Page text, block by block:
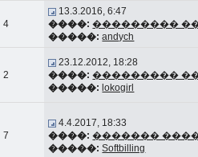
4
13.3.2016, 6:47
����: ���������
�����: andych
2
23.12.2012, 18:28
����: ���������
�����: lokogirl
7
4.4.2017, 18:33
����: �������
�����: Softbilling